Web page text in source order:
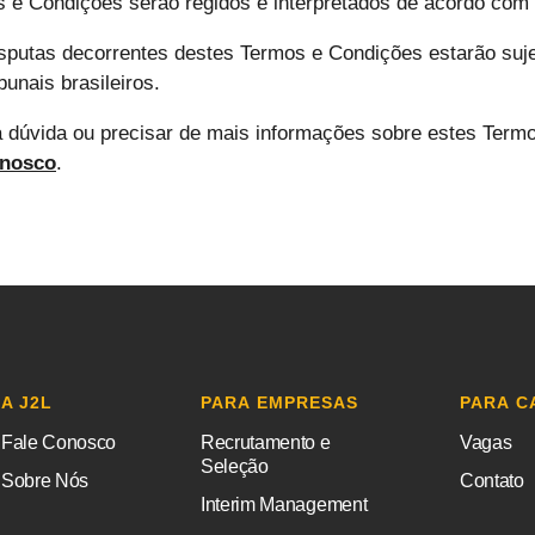
decorrentes destes Termos e Condições estarão
brasileiros.
ou precisar de mais informações sobre estes
.
A J2L
Fale Conosco
Sobre Nós
PARA EMPRESAS
Recrutamento e
Seleção
Interim Management
PARA
Vagas
Contato